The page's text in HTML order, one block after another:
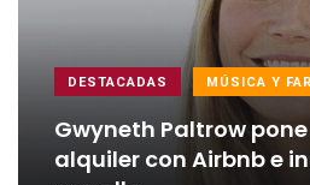
DESTACADAS MÚSICA Y
Gwyneth Paltrow
alquiler con Airbnb e